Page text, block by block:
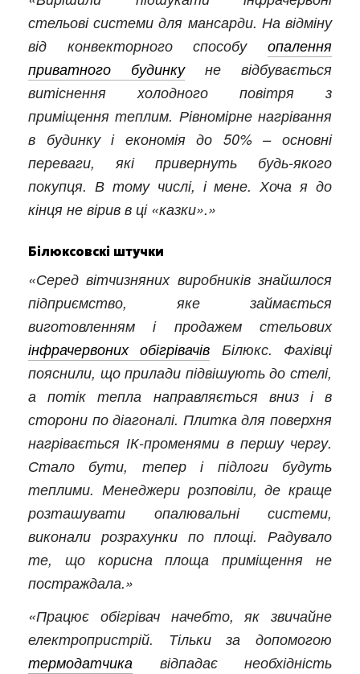
стельові системи для мансарди. На відміну
від конвекторного способу опалення
приватного будинкуне відбувається
витіснення холодного повітря з
приміщення теплим. Рівномірне нагрівання
в будинку і економія до 50% – основні
переваги, які привернуть будь-якого
покупця. В тому числі, і мене. Хоча я до
кінця не вірив в ці «казки».»
Білюксовскі штучки
«Серед вітчизняних виробників знайшлося
підприємство, яке займається
виготовленням і продажем стельових
інфрачервоних обігрівачів Білюкс. Фахівці
пояснили, що прилади підвішують до стелі,
а потік тепла направляється вниз і в
сторони по діагоналі. Плитка для поверхня
нагрівається ІК-променями в першу чергу.
Стало бути, тепер і підлоги будуть
теплими. Менеджери розповіли, де краще
розташувати опалювальні системи,
виконали розрахунки по площі. Радувало
те, що корисна площа приміщення не
постраждала.»
«Працює обігрівач начебто, як звичайне
електропристрій. Тільки за допомогою
термодатчика відпадає необхідність